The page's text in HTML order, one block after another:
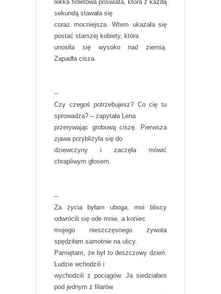
lekka fioletowa poświata, która z każdą
sekundą stawała się
coraz mocniejsza. Wtem ukazała się
postać starszej kobiety, która
unosiła się wysoko nad ziemią.
Zapadła cisza.
–
Czy czegoś potrzebujesz? Co cię tu
sprowadza? – zapytała Lena
przerywając grobową ciszę. Pierwsza
zjawa przybliżyła się do
dziewczyny i zaczęła mówić
chrapliwym głosem.
–
Za życia byłam uboga, moi bliscy
odwrócili się ode mnie, a koniec
mojego nieszczęsnego żywota
spędziłam samotnie na ulicy.
Pamiętam, że był to deszczowy dzień.
Ludzie wchodzili i
wychodzili z pociągów. Ja siedziałam
pod jednym z filarów